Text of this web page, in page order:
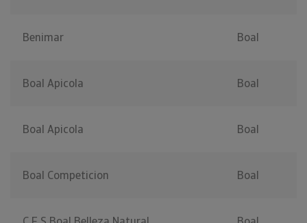
Benimar Boal
Boal Apicola Boal
Boal Apicola Boal
Boal Competicion Boal